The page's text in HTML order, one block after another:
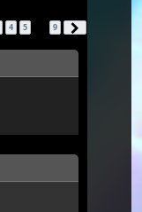
4 5 9